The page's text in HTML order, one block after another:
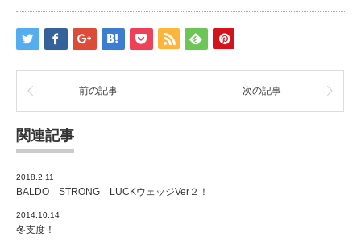
前の記事 次の記事
関連記事
2018.2.11
BALDO STRONG LUCKウェッジVer２！
2014.10.14
冬支度！